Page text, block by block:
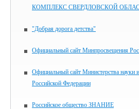
КОМПЛЕКС СВЕРДЛОВСКОЙ
"Добрая дорога детства"
Официальный сайт Минпросвещения
Официальный сайт Министерства науки
Российской Федерации
Российское общество ЗНАНИЕ